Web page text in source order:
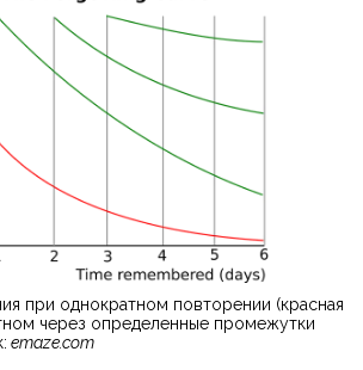
при однократном повторении (красная
через определенные промежутки
emaze.com